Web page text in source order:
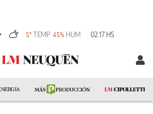
5° TEMP 45% HUM 02:17 HS